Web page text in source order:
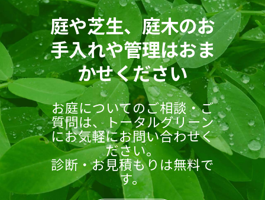
庭や芝生、庭木のお
手入れや管理はおま
かせください
お庭についてのご相談・ご
質問は、トータルグリーン
にお気軽にお問い合わせく
ださい。
診断・お見積もりは無料で
す。